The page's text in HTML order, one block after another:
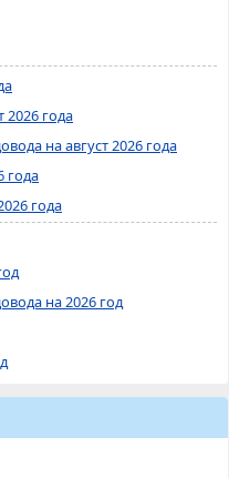
2026 года
на август 2026 года
года
года
на 2026 год